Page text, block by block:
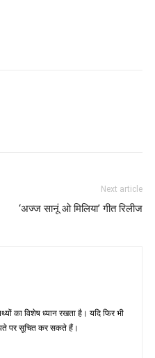
Next article
‘अज्‍ज सानूं ओ मिलिया’ गीत रिलीज
का विशेष ध्‍यान रखता है। यदि फिर भी
पर सूचित कर सकते हैं।